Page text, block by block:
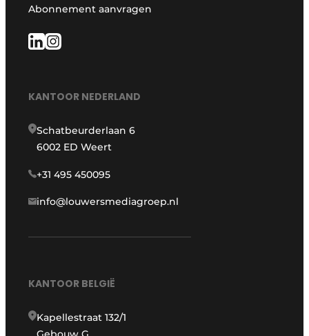
Abonnement aanvragen
KANTOOR NEDERLAND
Schatbeurderlaan 6
6002 ED Weert
+31 495 450095
info@louwersmediagroep.nl
KANTOOR BELGIË
Kapellestraat 132/1